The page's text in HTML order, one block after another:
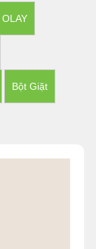
OLAY
Bột Giặt